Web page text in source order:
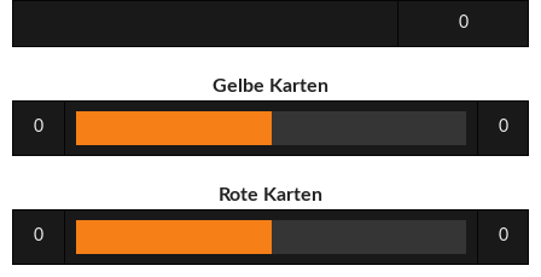
0
Gelbe Karten
0 0
Rote Karten
0 0